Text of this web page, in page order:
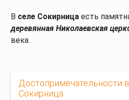
В селе Сокирница есть
деревянная Николаевская
века.
Достопримечательности
Сокирница